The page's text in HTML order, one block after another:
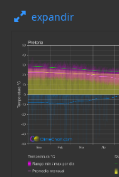
expandir